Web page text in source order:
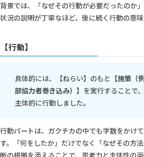
背景では、「なぜその行動が必要だったのか
状況の説明が丁寧なほど、後に続く行動の意味
【行動】
具体的には、【ねらい】のもと 【施策（
部協力者巻き込み）】 を実行することで
主体的に行動しました。
行動パートは、ガクチカの中でも字数をかけ
す。「何をしたか」だけでなく「なぜその方